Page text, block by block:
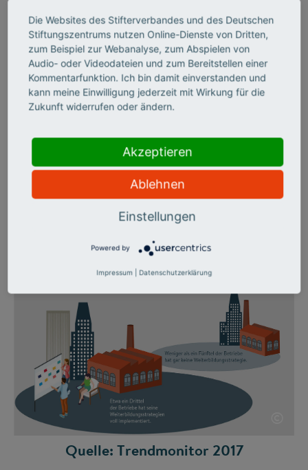
erfordert ein Umdenken – auch bei den
Mitarbeitern selbst: „Wer sich zur
Teilnahme an öffentlichen Lehr- und
Lernformaten entscheidet, sollte wissen,
worauf er sich einlässt. Kreativität entsteht
vor allem da, wo man gestört wird“,
beschreibt Harald Schirmer, Manager
Digital Transformation and Change der
Continental AG, die Herausforderung.
Quelle: Trendmonitor 2017
Die Websites des Stifterverbandes und des Deutschen
Stiftungszentrums nutzen Online-Dienste von Dritten,
zum Beispiel zur Webanalyse, zum Abspielen von
Audio- oder Videodateien und zum Bereitstellen einer
Kommentarfunktion. Ich bin damit einverstanden und
kann meine Einwilligung jederzeit mit Wirkung für die
Zukunft widerrufen oder ändern.
Akzeptieren
Ablehnen
Einstellungen
Powered by
Impressum Datenschutzerklärung